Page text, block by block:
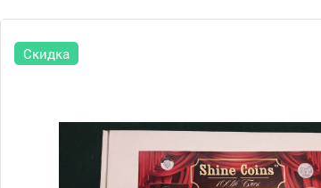
Скидка